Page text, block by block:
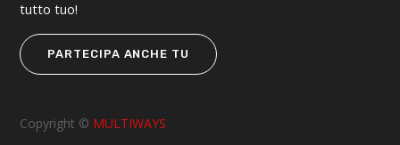
tutto tuo!
PARTECIPA ANCHE TU
Copyright © MULTIWAYS